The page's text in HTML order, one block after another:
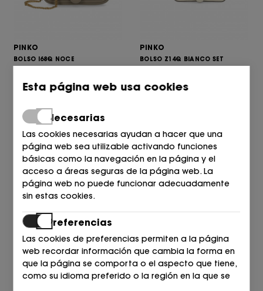
PINKO
BOLSO I68Q NOCE
PINKO
BOLSO Z14Q BIANCO SET
349,00€
BOLSO L21Q MARRONE
399,00
Esta página web usa cookies
Necesarias
Las cookies necesarias ayudan a hacer que una
página web sea utilizable activando funciones
básicas como la navegación en la página y el
acceso a áreas seguras de la página web. La
página web no puede funcionar adecuadamente
sin estas cookies.
Preferencias
Las cookies de preferencias permiten a la página
web recordar información que cambia la forma en
que la página se comporta o el aspecto que tiene,
como su idioma preferido o la región en la que se